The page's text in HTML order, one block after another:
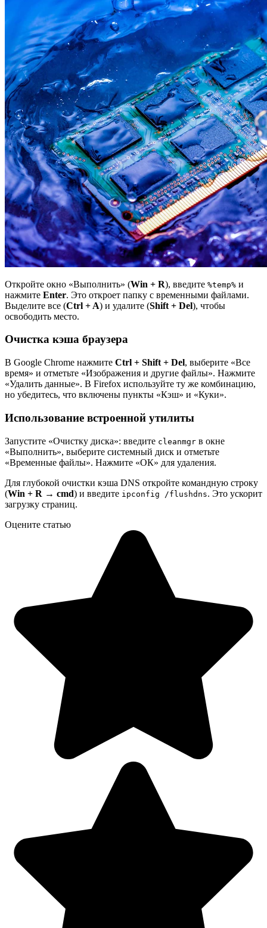
Откройте окно «Выполнить» (Win + R), введите %temp% и
нажмите Enter. Это откроет папку с временными файлами.
Выделите все (Ctrl + A) и удалите (Shift + Del), чтобы
освободить место.
Очистка кэша браузера
В Google Chrome нажмите Ctrl + Shift + Del, выберите «Все
время» и отметьте «Изображения и другие файлы». Нажмите
«Удалить данные». В Firefox используйте ту же комбинацию,
но убедитесь, что включены пункты «Кэш» и «Куки».
Использование встроенной утилиты
Запустите «Очистку диска»: введите cleanmgr в окне
«Выполнить», выберите системный диск и отметьте
«Временные файлы». Нажмите «ОК» для удаления.
Для глубокой очистки кэша DNS откройте командную строку
(Win + R → cmd) и введите ipconfig /flushdns. Это ускорит
загрузку страниц.
Оцените статью